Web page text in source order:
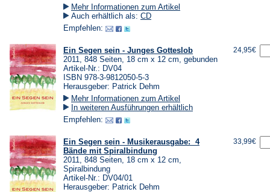
Mehr Informationen zum Artikel
Auch erhältlich als: CD
Empfehlen:
Ein Segen sein - Junges Gotteslob
2011, 848 Seiten, 18 cm x 12 cm, gebunden
Artikel-Nr.: DV04
ISBN 978-3-9812050-5-3
Herausgeber: Patrick Dehm
Mehr Informationen zum Artikel
In weiteren Ausführungen erhältlich
Empfehlen:
24,95€
Ein Segen sein - Musikerausgabe: 4
Bände mit Spiralbindung
2011, 848 Seiten, 18 cm x 12 cm,
Spiralbindung
Artikel-Nr.: DV04/01
Herausgeber: Patrick Dehm
33,99€